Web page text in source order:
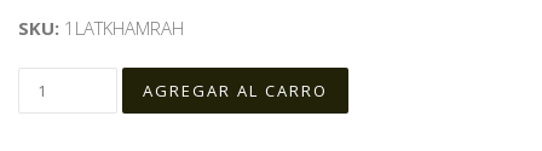
SKU: 1LATKHAMRAH